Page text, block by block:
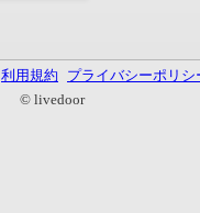
利用規約
プライバシーポリシ
© livedoor